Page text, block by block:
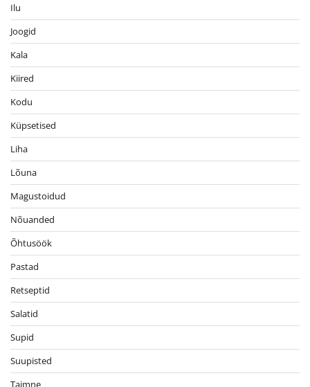
Ilu
Joogid
Kala
Kiired
Kodu
Küpsetised
Liha
Lõuna
Magustoidud
Nõuanded
Õhtusöök
Pastad
Retseptid
Salatid
Supid
Suupisted
Taimne